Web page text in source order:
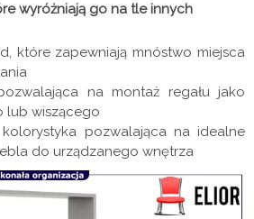
wyróżniają go na tle innych
które zapewniają mnóstwo miejsca
na montaż regału jako
lub wiszącego
kolorystyka pozwalająca na idealne
do urządzanego wnętrza